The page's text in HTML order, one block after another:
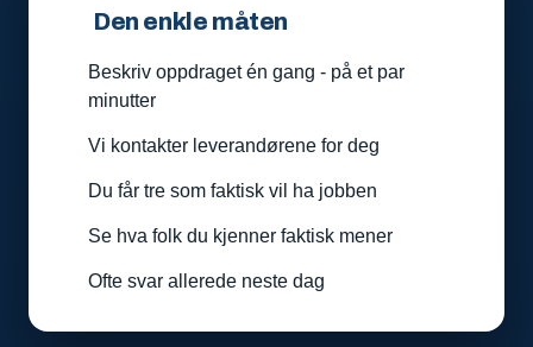
Den enkle måten
Beskriv oppdraget én gang - på et par
minutter
Vi kontakter leverandørene for deg
Du får tre som faktisk vil ha jobben
Se hva folk du kjenner faktisk mener
Ofte svar allerede neste dag